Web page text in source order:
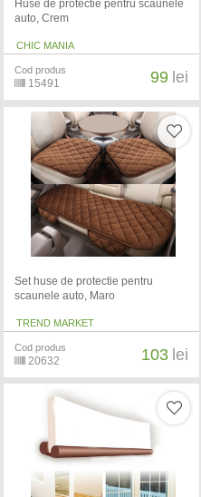
Huse de protectie pentru scaunele
auto, Crem
CHIC MANIA
Cod produs
15491 99 lei
Set huse de protectie pentru
scaunele auto, Maro
TREND MARKET
Cod produs
20632 103 lei